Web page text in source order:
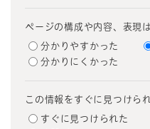
ページの構成や内容、表現
分かりやすかった
分かりにくかった
この情報をすぐに見つけら
すぐに見つけられた